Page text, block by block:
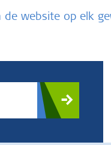
de website op elk